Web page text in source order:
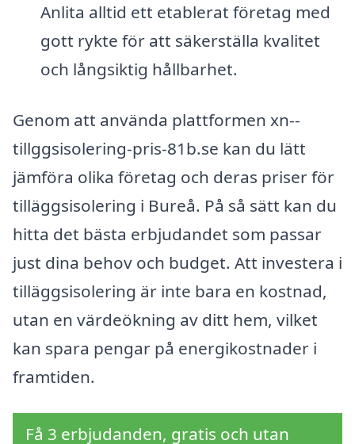
Anlita alltid ett etablerat företag med
gott rykte för att säkerställa kvalitet
och långsiktig hållbarhet.
Genom att använda plattformen xn--
tillggsisolering-pris-81b.se kan du lätt
jämföra olika företag och deras priser för
tilläggsisolering i Bureå. På så sätt kan du
hitta det bästa erbjudandet som passar
just dina behov och budget. Att investera i
tilläggsisolering är inte bara en kostnad,
utan en värdeökning av ditt hem, vilket
kan spara pengar på energikostnader i
framtiden.
Få 3 erbjudanden, gratis och utan